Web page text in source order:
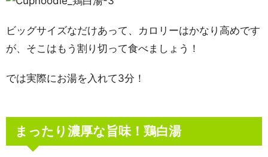
ビッグサイズなだけあって、カロリーはかなり高めです
が、そこはもう割り切って食べましょう！
では実際にお湯を入れて3分！
まったり濃厚な旨味！鶏白湯